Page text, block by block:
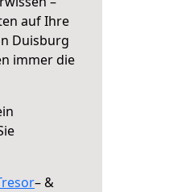
auf Ihre
Duisburg
immer die
– &